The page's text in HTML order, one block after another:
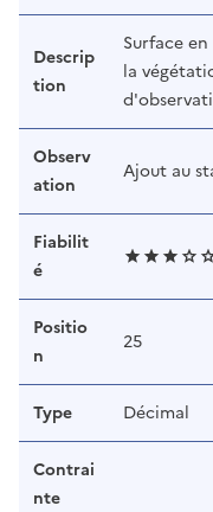
Descrip
tion
Surface
la
Observ
ation
Ajout au
Fiabilit
é
Positio
n
25
Type Décimal
Contrai
nte